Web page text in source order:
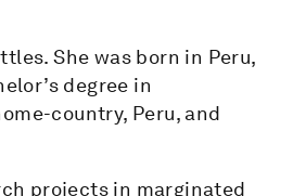
She was born in Peru,
degree in
country, Peru, and
projects in marginated